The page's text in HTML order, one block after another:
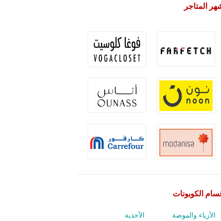
المتاجر
الكوبونات
الأزياء والموضة الأحذية